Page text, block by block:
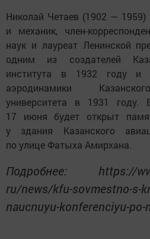
Николай Четаев (1902 —
и механик, член-
наук и лауреат Ленинской
одним из создателей
института в 1932 году и
аэродинамики
университета в 1931 году.
17 июня будет открыт
у здания Казанского
по улице Фатыха Амирхана.
Подробнее: https://
ru/news/kfu-sovmestno-s-
naucnuyu-konferenciyu-